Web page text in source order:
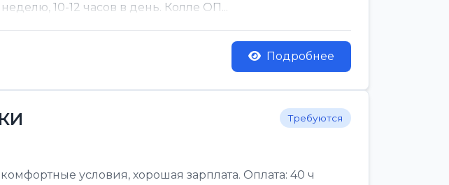
10-12 часов в день. Колле ОП...
Подробнее
Требуются
условия, хорошая зарплата. Оплата: 40 ч